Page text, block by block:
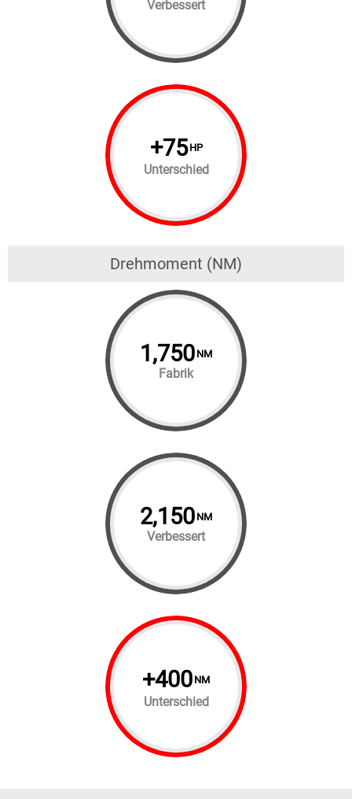
Verbessert
+75 HP
Unterschied
Drehmoment (NM)
1,750 NM
Fabrik
2,150 NM
Verbessert
+400 NM
Unterschied